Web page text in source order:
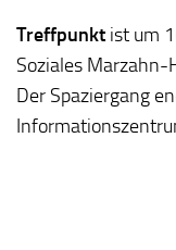
Treffpunkt ist um
Soziales Marzahn-
Der Spaziergang